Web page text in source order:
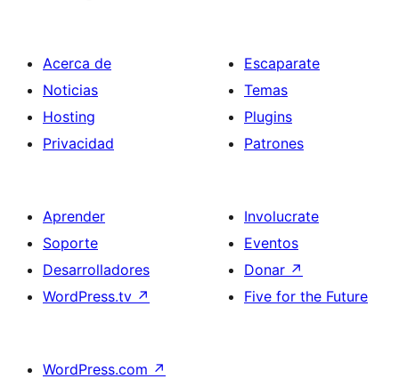
Acerca de
Noticias
Hosting
Privacidad
Escaparate
Temas
Plugins
Patrones
Aprender
Soporte
Desarrolladores
WordPress.tv ↗
Involucrate
Eventos
Donar ↗
Five for the Future
WordPress.com ↗